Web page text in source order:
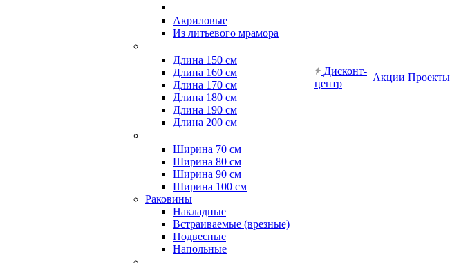
Акриловые
Из литьевого мрамора
Длина 150 см
Длина 160 см
Длина 170 см
Длина 180 см
Длина 190 см
Длина 200 см
Ширина 70 см
Ширина 80 см
Ширина 90 см
Ширина 100 см
Раковины
Накладные
Встраиваемые (врезные)
Подвесные
Напольные
Дисконт-
центр
Акции Проекты